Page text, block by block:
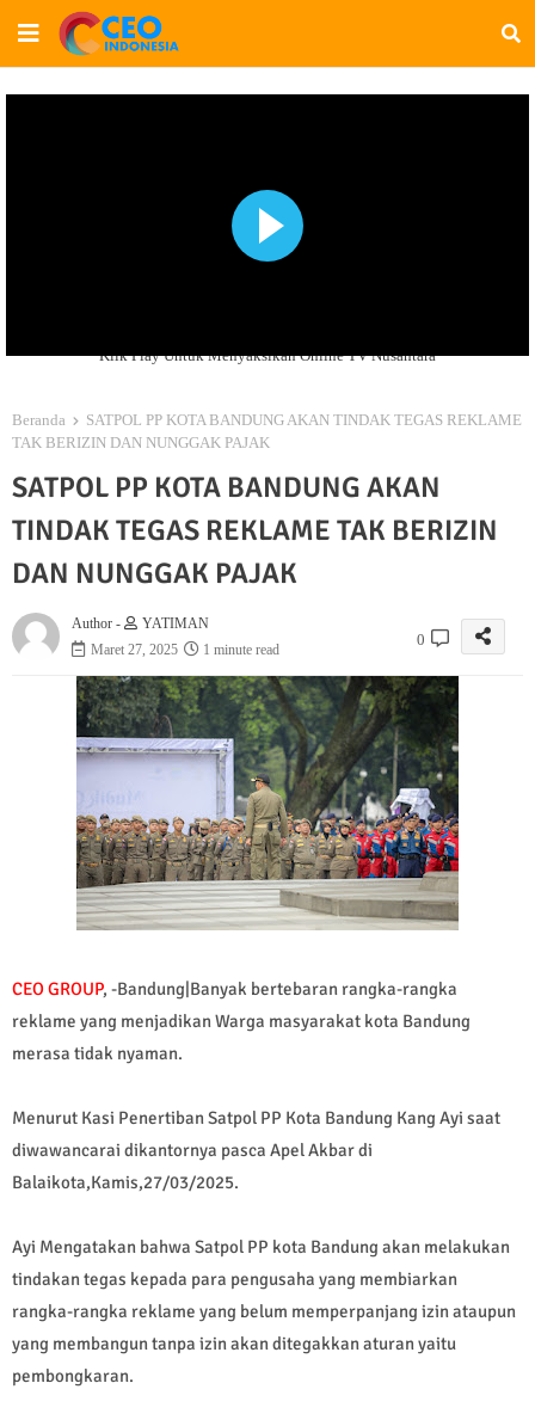
Klik Play Untuk Menyaksikan Online TV Nusantara
Beranda
SATPOL PP KOTA BANDUNG AKAN TINDAK TEGAS REKLAME
TAK BERIZIN DAN NUNGGAK PAJAK
SATPOL PP KOTA BANDUNG AKAN
TINDAK TEGAS REKLAME TAK BERIZIN
DAN NUNGGAK PAJAK
Author -
YATIMAN
Maret 27, 2025
1 minute read
0
CEO GROUP, -Bandung|Banyak bertebaran rangka-rangka
reklame yang menjadikan Warga masyarakat kota Bandung
merasa tidak nyaman.
Menurut Kasi Penertiban Satpol PP Kota Bandung Kang Ayi saat
diwawancarai dikantornya pasca Apel Akbar di
Balaikota,Kamis,27/03/2025.
Ayi Mengatakan bahwa Satpol PP kota Bandung akan melakukan
tindakan tegas kepada para pengusaha yang membiarkan
rangka-rangka reklame yang belum memperpanjang izin ataupun
yang membangun tanpa izin akan ditegakkan aturan yaitu
pembongkaran.